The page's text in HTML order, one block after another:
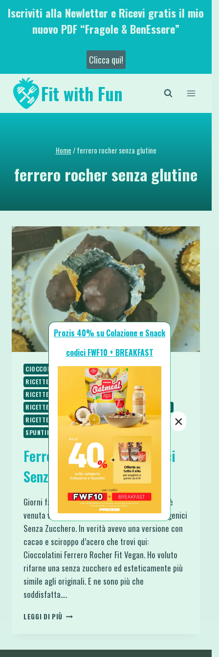
SaltaIscriviti alla Newletter e Ricevi gratis il mio
nuovo PDF “Fragole & BenEssere”
Clicca qui!
Fit with Fun
Home/ ferrero rocher senza glutine
ferrero rocher senza glutine
CIOCCOLATO NATALE
RICETTE
RICETTE CHETOGENICHE
RICETTE DOLCI
RICETTE LOW CARB
RICETTE PROTEICHE
RICETTE SENZA COTTURA
RICETTE SENZA GLUTINE
RICETTE SENZA ZUCCHERO
RICETTE VEGETARIANE
SPUNTINI E SNACKS
Ferrero Rocher Chetogenici
Senza Zucchero
Giorni fa ho scavato tra vecchie ricette e mi è
venuta voglia di questi Ferrero Rocher Chetogenici
Senza Zucchero. In verità avevo una versione con
cacao e sciroppo d’acero che trovi qui:
Cioccolatini Ferrero Rocher Fit Vegan. Ho voluto
rifarne una senza zucchero ed esteticamente più
simile agli originali. E ne sono più che
soddisfatta….
LEGGI DI PIÙ FERRERO
Prozis 40% su Colazione e Snack
codici FWF10 + BREAKFAST
×